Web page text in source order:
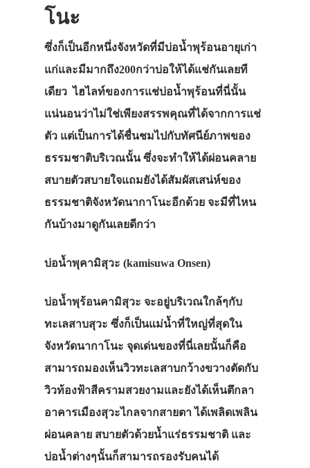
โนะ
ซึ่งก็เป็นอีกหนึ่งจังหวัดที่มีบ่อน้ำพุร้อนอายุเก่า
แก่และมีมากถึง200กว่าบ่อให้ได้แช่กันเลยที
เดียว ไฮไลท์ของการแช่บ่อน้ำพุร้อนที่นี่นั้น
แน่นอนว่าไม่ใช่เพียงสรรพคุณที่ได้จากการแช่
ตัว แต่เป็นการได้ชื่นชมไปกับทัศนีย์ภาพของ
ธรรมชาติบริเวณนั้น ซึ่งจะทำให้ได้ผ่อนคลาย
สบายตัวสบายใจแถมยังได้สัมผัสเสน่ห์ของ
ธรรมชาติจังหวัดนากาโนะอีกด้วย จะมีที่ไหน
กันบ้างมาดูกันเลยดีกว่า
บ่อน้ำพุคามิสุวะ (kamisuwa Onsen)
บ่อน้ำพุร้อนคามิสุวะ จะอยู่บริเวณใกล้ๆกับ
ทะเลสาบสุวะ ซึ่งก็เป็นแม่น้ำที่ใหญ่ที่สุดใน
จังหวัดนากาโนะ จุดเด่นของที่นี่เลยนั้นก็คือ
สามารถมองเห็นวิวทะเลสาบกว้างขวางตัดกับ
วิวท้องฟ้าสีครามสวยงามและยังได้เห็นตึกลา
อาคารเมืองสุวะไกลจากสายตา ได้เพลิดเพลิน
ผ่อนคลาย สบายตัวด้วยน้ำแร่ธรรมชาติ และ
บ่อน้ำต่างๆนั้นก็สามารถรองรับคนได้